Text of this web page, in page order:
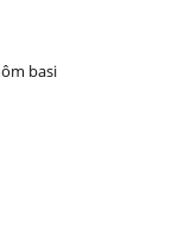
basi